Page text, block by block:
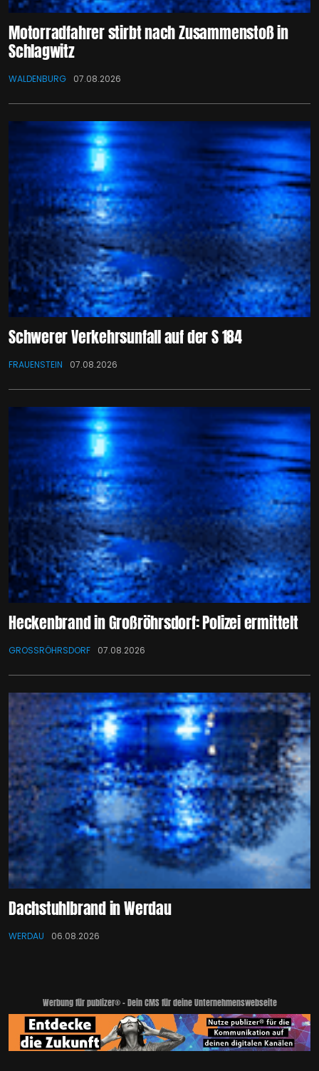
Motorradfahrer stirbt nach Zusammenstoß in
Schlagwitz
WALDENBURG 07.08.2026
Schwerer Verkehrsunfall auf der S 184
FRAUENSTEIN 07.08.2026
Heckenbrand in Großröhrsdorf: Polizei ermittelt
GROSSRÖHRSDORF 07.08.2026
Dachstuhlbrand in Werdau
WERDAU 06.08.2026
Werbung für publizer® - Dein CMS für deine Unternehmenswebseite